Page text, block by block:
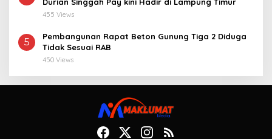
455 Views
5
Pembangunan Rapat Beton Gunung Tiga 2 Diduga
Tidak Sesuai RAB
450 Views